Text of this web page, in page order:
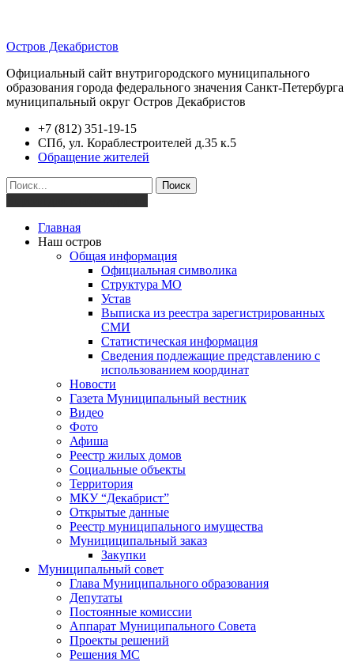
Остров Декабристов
Официальный сайт внутригородского муниципального
образования города федерального значения Санкт-Петербурга
муниципальный округ Остров Декабристов
+7 (812) 351-19-15
СПб, ул. Кораблестроителей д.35 к.5
Обращение жителей
Поиск
Главная
Наш остров
Общая информация
Официальная символика
Структура МО
Устав
Выписка из реестра зарегистрированных
СМИ
Статистическая информация
Сведения подлежащие представлению с
использованием координат
Новости
Газета Муниципальный вестник
Видео
Фото
Афиша
Реестр жилых домов
Социальные объекты
Территория
МКУ “Декабрист”
Открытые данные
Реестр муниципального имущества
Мунициципальный заказ
Закупки
Муниципальный совет
Глава Муниципального образования
Депутаты
Постоянные комиссии
Аппарат Муниципального Совета
Проекты решений
Решения МС